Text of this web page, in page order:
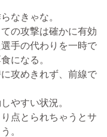
なきゃな。
の攻撃は確かに有効
手の代わりを一時で
になる。
攻めきれず、前線で
やすい状況。
点とられちゃうとサ
。